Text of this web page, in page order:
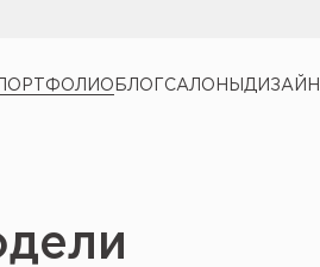
ПОРТФОЛИО БЛОГСАЛОНЫ